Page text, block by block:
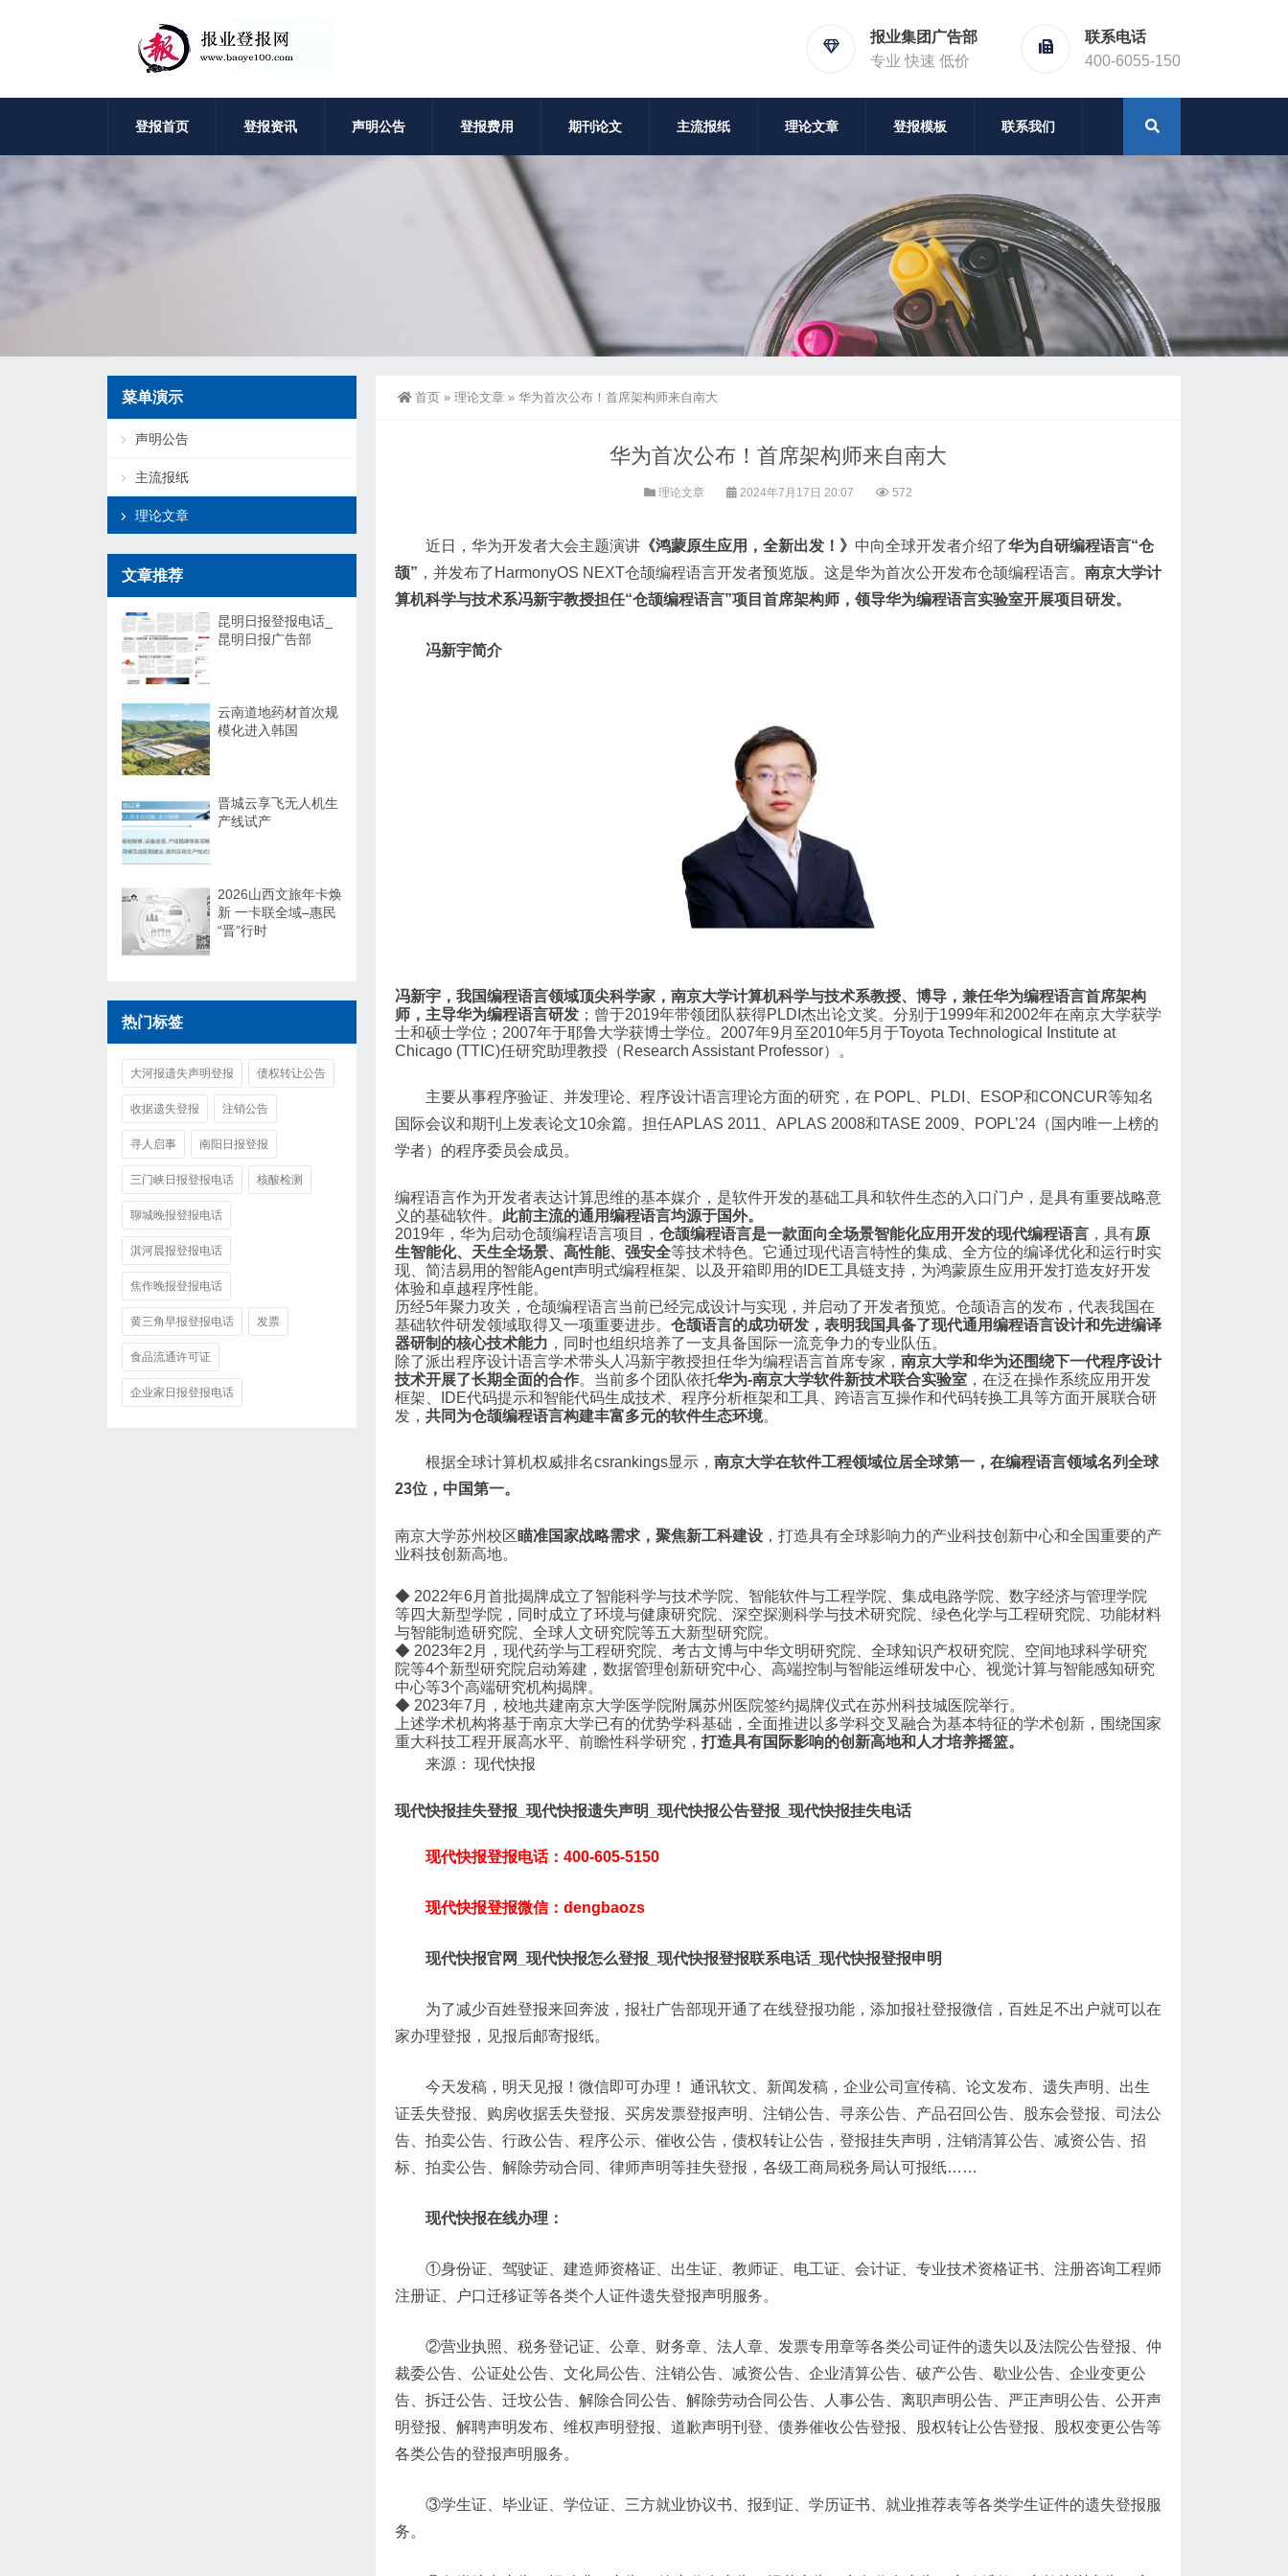
报业集团广告部
专业 快速 低价
联系电话
400-6055-150
登报首页 登报资讯 声明公告 登报费用 期刊论文 主流报纸 理论文章 登报模板 联系我们
首页 » 理论文章 » 华为首次公布！首席架构师来自南大
华为首次公布！首席架构师来自南大
理论文章 2024年7月17日 20:07 572
近日，华为开发者大会主题演讲 《鸿蒙原生应用，全新出发！》 中向全球开发者介绍了华为自研编程语言“仓
颉” ，并发布了HarmonyOS NEXT仓颉编程语言开发者预览版。这是华为首次公开发布仓颉编程语言。 南京大学计
算机科学与技术系冯新宇教授担任“仓颉编程语言”项目首席架构师，领导华为编程语言实验室开展项目研发。
冯新宇简介
冯新宇，我国编程语言领域顶尖科学家，南京大学计算机科学与技术系教授、博导，兼任华为编程语言首席架构
师，主导华为编程语言研发 ；曾于2019年带领团队获得PLDI杰出论文奖。分别于1999年和2002年在南京大学获学
士和硕士学位；2007年于耶鲁大学获博士学位。2007年9月至2010年5月于Toyota Technological Institute at
Chicago (TTIC)任研究助理教授（Research Assistant Professor）。
主要从事程序验证、并发理论、程序设计语言理论方面的研究，在 POPL、PLDI、ESOP和CONCUR等知名
国际会议和期刊上发表论文10余篇。担任APLAS 2011、APLAS 2008和TASE 2009、POPL’24（国内唯一上榜的
学者）的程序委员会成员。
编程语言作为开发者表达计算思维的基本媒介，是软件开发的基础工具和软件生态的入口门户，是具有重要战略意
义的基础软件。 此前主流的通用编程语言均源于国外。
2019年，华为启动仓颉编程语言项目， 仓颉编程语言是一款面向全场景智能化应用开发的现代编程语言 ，具有原
生智能化、天生全场景、高性能、强安全等技术特色。它通过现代语言特性的集成、全方位的编译优化和运行时实
现、简洁易用的智能Agent声明式编程框架、以及开箱即用的IDE工具链支持，为鸿蒙原生应用开发打造友好开发
体验和卓越程序性能。
历经5年聚力攻关，仓颉编程语言当前已经完成设计与实现，并启动了开发者预览。仓颉语言的发布，代表我国在
基础软件研发领域取得又一项重要进步。 仓颉语言的成功研发，表明我国具备了现代通用编程语言设计和先进编译
器研制的核心技术能力 ，同时也组织培养了一支具备国际一流竞争力的专业队伍。
除了派出程序设计语言学术带头人冯新宇教授担任华为编程语言首席专家， 南京大学和华为还围绕下一代程序设计
技术开展了长期全面的合作。当前多个团队依托华为-南京大学软件新技术联合实验室 ，在泛在操作系统应用开发
框架、IDE代码提示和智能代码生成技术、程序分析框架和工具、跨语言互操作和代码转换工具等方面开展联合研
发， 共同为仓颉编程语言构建丰富多元的软件生态环境。
根据全球计算机权威排名csrankings显示， 南京大学在软件工程领域位居全球第一，在编程语言领域名列全球
23位，中国第一。
南京大学苏州校区瞄准国家战略需求，聚焦新工科建设 ，打造具有全球影响力的产业科技创新中心和全国重要的产
业科技创新高地。
◆ 2022年6月首批揭牌成立了智能科学与技术学院、智能软件与工程学院、集成电路学院、数字经济与管理学院
等四大新型学院，同时成立了环境与健康研究院、深空探测科学与技术研究院、绿色化学与工程研究院、功能材料
与智能制造研究院、全球人文研究院等五大新型研究院。
◆ 2023年2月，现代药学与工程研究院、考古文博与中华文明研究院、全球知识产权研究院、空间地球科学研究
院等4个新型研究院启动筹建，数据管理创新研究中心、高端控制与智能运维研发中心、视觉计算与智能感知研究
中心等3个高端研究机构揭牌。
◆ 2023年7月，校地共建南京大学医学院附属苏州医院签约揭牌仪式在苏州科技城医院举行。
上述学术机构将基于南京大学已有的优势学科基础，全面推进以多学科交叉融合为基本特征的学术创新，围绕国家
重大科技工程开展高水平、前瞻性科学研究， 打造具有国际影响的创新高地和人才培养摇篮。
来源： 现代快报
现代快报挂失登报_现代快报遗失声明_现代快报公告登报_现代快报挂失电话
现代快报登报电话：400-605-5150
现代快报登报微信：dengbaozs
现代快报官网_现代快报怎么登报_现代快报登报联系电话_现代快报登报申明
为了减少百姓登报来回奔波，报社广告部现开通了在线登报功能，添加报社登报微信，百姓足不出户就可以在
家办理登报，见报后邮寄报纸。
今天发稿，明天见报！微信即可办理！ 通讯软文、新闻发稿，企业公司宣传稿、论文发布、遗失声明、出生
证丢失登报、购房收据丢失登报、买房发票登报声明、注销公告、寻亲公告、产品召回公告、股东会登报、司法公
告、拍卖公告、行政公告、程序公示、催收公告，债权转让公告，登报挂失声明，注销清算公告、减资公告、招
标、拍卖公告、解除劳动合同、律师声明等挂失登报，各级工商局税务局认可报纸……
现代快报在线办理：
①身份证、驾驶证、建造师资格证、出生证、教师证、电工证、会计证、专业技术资格证书、注册咨询工程师
注册证、户口迁移证等各类个人证件遗失登报声明服务。
②营业执照、税务登记证、公章、财务章、法人章、发票专用章等各类公司证件的遗失以及法院公告登报、仲
裁委公告、公证处公告、文化局公告、注销公告、减资公告、企业清算公告、破产公告、歇业公告、企业变更公
告、拆迁公告、迁坟公告、解除合同公告、解除劳动合同公告、人事公告、离职声明公告、严正声明公告、公开声
明登报、解聘声明发布、维权声明登报、道歉声明刊登、债券催收公告登报、股权转让公告登报、股权变更公告等
各类公告的登报声明服务。
③学生证、毕业证、学位证、三方就业协议书、报到证、学历证书、就业推荐表等各类学生证件的遗失登报服
务。
菜单演示
声明公告
主流报纸
理论文章
文章推荐
昆明日报登报电话_
昆明日报广告部
云南道地药材首次规
模化进入韩国
晋城云享飞无人机生
产线试产
2026山西文旅年卡焕
新 一卡联全域–惠民
“晋”行时
热门标签
大河报遗失声明登报 债权转让公告
收据遗失登报 注销公告
寻人启事 南阳日报登报
三门峡日报登报电话 核酸检测
聊城晚报登报电话
淇河晨报登报电话
焦作晚报登报电话
黄三角早报登报电话 发票
食品流通许可证
企业家日报登报电话